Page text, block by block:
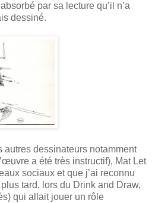
par sa lecture qu’il n’a
dessiné.
autres dessinateurs notamment
a été très instructif), Mat Let
sociaux et que j’ai reconnu
tard, lors du Drink and Draw,
qui allait jouer un rôle